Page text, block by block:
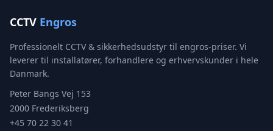
CCTV Engros
Professionelt CCTV & sikkerhedsudstyr til engros-priser. Vi
leverer til installatører, forhandlere og erhvervskunder i hele
Danmark.
Peter Bangs Vej 153
2000 Frederiksberg
+45 70 22 30 41